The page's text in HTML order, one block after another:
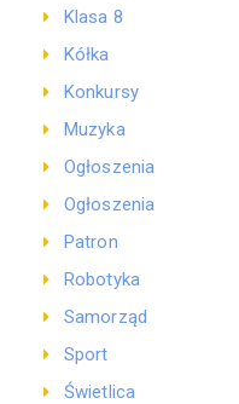
Klasa 8
Kółka
Konkursy
Muzyka
Ogłoszenia
Ogłoszenia
Patron
Robotyka
Samorząd
Sport
Świetlica